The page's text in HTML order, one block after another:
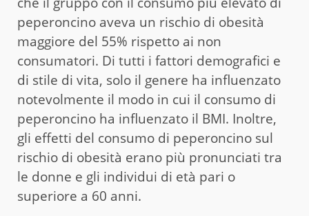
peperoncino aveva un rischio di obesità
maggiore del 55% rispetto ai non
consumatori. Di tutti i fattori demografici e
di stile di vita, solo il genere ha influenzato
notevolmente il modo in cui il consumo di
peperoncino ha influenzato il BMI. Inoltre,
gli effetti del consumo di peperoncino sul
rischio di obesità erano più pronunciati tra
le donne e gli individui di età pari o
superiore a 60 anni.